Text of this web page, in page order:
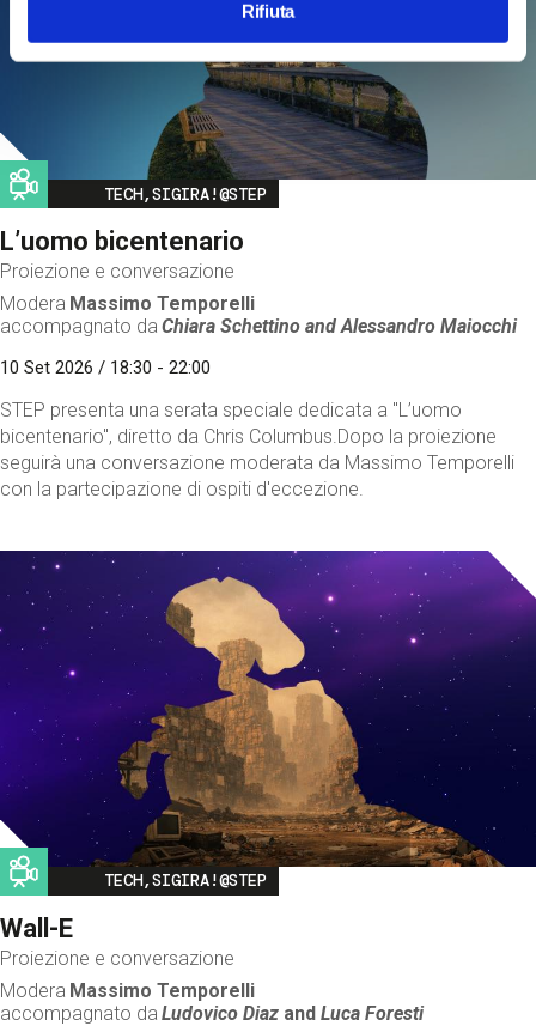
Rifiuta
Image
TECH,SIGIRA!@STEP
L’uomo bicentenario
Proiezione e conversazione
Modera Massimo Temporelli
accompagnato da Chiara Schettino andAlessandro Maiocchi
10 Set 2026 / 18:30 - 22:00
STEP presenta una serata speciale dedicata a "L’uomo
bicentenario", diretto da Chris Columbus.Dopo la proiezione
seguirà una conversazione moderata da Massimo Temporelli
con la partecipazione di ospiti d'eccezione.
Image
TECH,SIGIRA!@STEP
Wall-E
Proiezione e conversazione
Modera Massimo Temporelli
accompagnato da Ludovico Diaz andLuca Foresti